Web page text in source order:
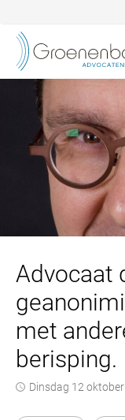
Advocaat
met
berisping.
dinsdag 12